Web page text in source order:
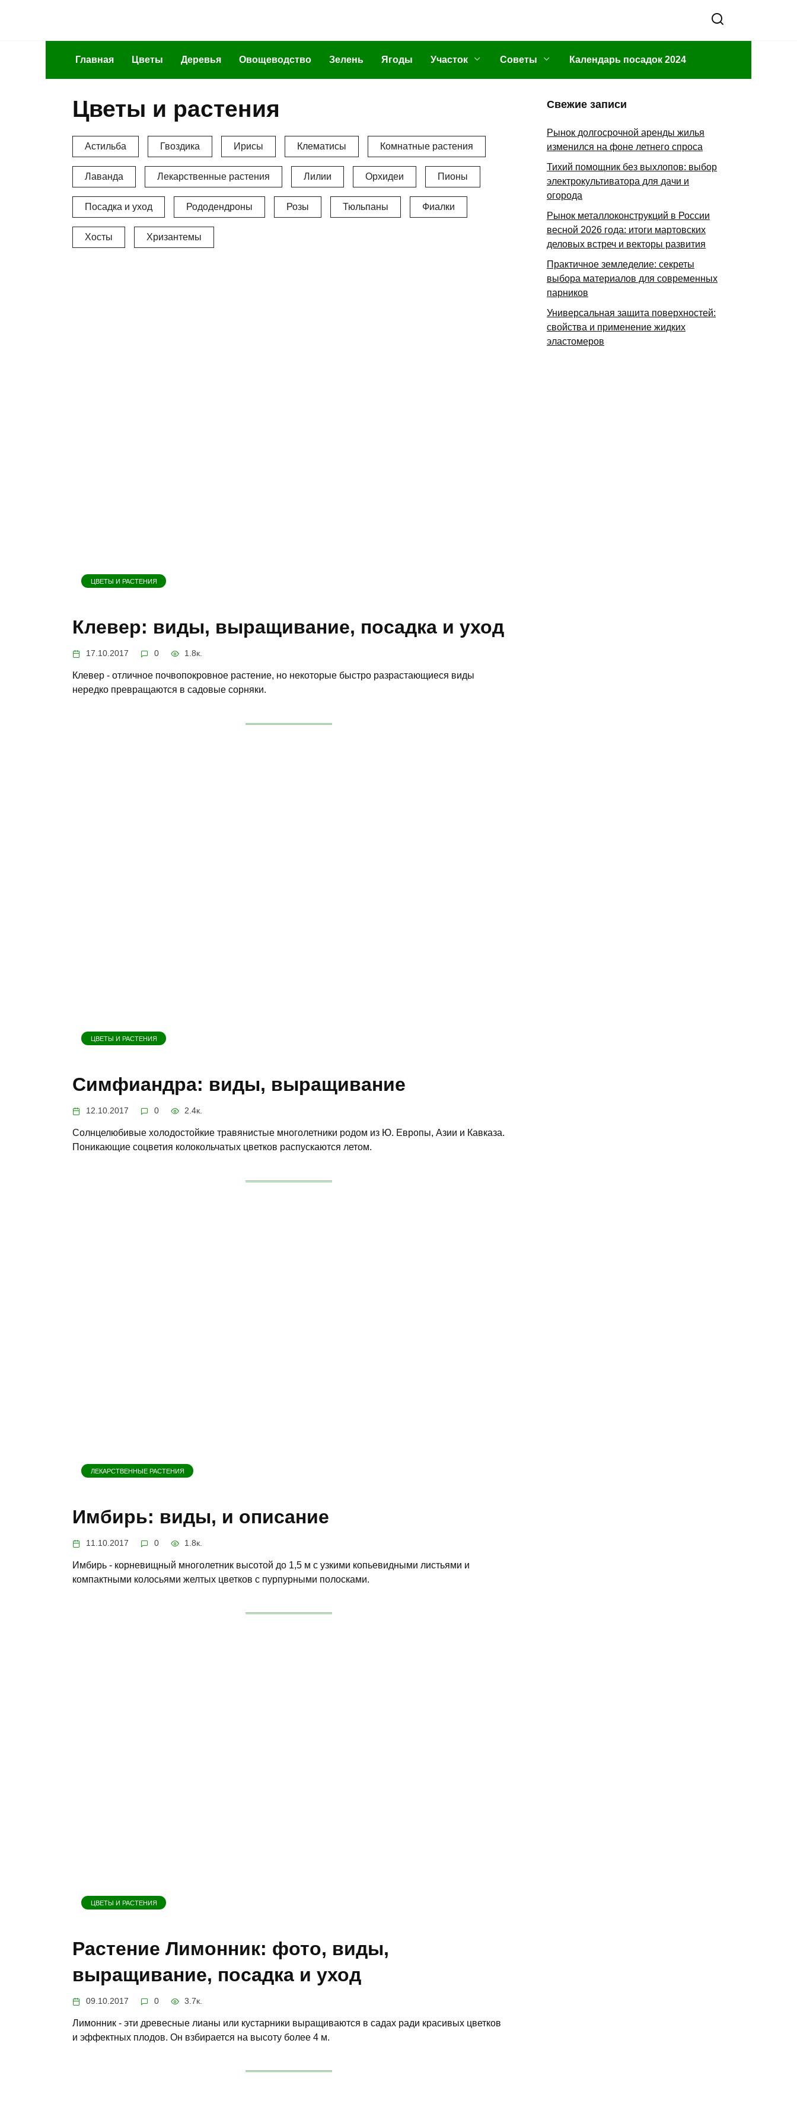
Главная Цветы Деревья Овощеводство Зелень Ягоды Участок Советы Календарь посадок 2024
Цветы и растения
Астильба Гвоздика Ирисы Клематисы Комнатные растения
Лаванда Лекарственные растения Лилии Орхидеи Пионы
Посадка и уход Рододендроны Розы Тюльпаны Фиалки
Хосты Хризантемы
ЦВЕТЫ И РАСТЕНИЯ
Клевер: виды, выращивание, посадка и уход
17.10.2017 0 1.8к.
Клевер - отличное почвопокровное растение, но некоторые быстро разрастающиеся виды
нередко превращаются в садовые сорняки.
ЦВЕТЫ И РАСТЕНИЯ
Симфиандра: виды, выращивание
12.10.2017 0 2.4к.
Солнцелюбивые холодостойкие травя­нистые многолетники родом из Ю. Европы, Азии и Кавказа.
Поникающие соцветия колокольчатых цвет­ков распускаются летом.
ЛЕКАРСТВЕННЫЕ РАСТЕНИЯ
Имбирь: виды, и описание
11.10.2017 0 1.8к.
Имбирь - корневищный многолетник высотой до 1,5 м с узкими копьевидными листьями и
компактными колосьями желтых цветков с пурпурными полосками.
ЦВЕТЫ И РАСТЕНИЯ
Растение Лимонник: фото, виды,
выращивание, посадка и уход
09.10.2017 0 3.7к.
Лимонник - эти древесные лианы или кустарники выращиваются в садах ради красивых цветков
и эффектных плодов. Он взбирается на высоту более 4 м.
Свежие записи
Рынок долгосрочной аренды жилья
изменился на фоне летнего спроса
Тихий помощник без выхлопов: выбор
электрокультиватора для дачи и
огорода
Рынок металлоконструкций в России
весной 2026 года: итоги мартовских
деловых встреч и векторы развития
Практичное земледелие: секреты
выбора материалов для современных
парников
Универсальная защита поверхностей:
свойства и применение жидких
эластомеров